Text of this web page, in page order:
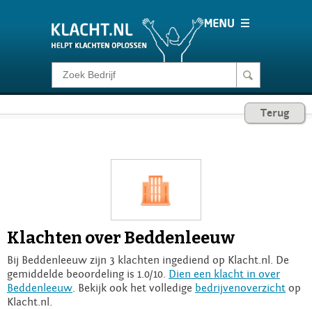
Klacht melden
Login
Terug
Klachten over Beddenleeuw
Bij Beddenleeuw zijn 3 klachten ingediend op Klacht.nl. De
gemiddelde beoordeling is 1.0/10. Dien een klacht in over
Beddenleeuw . Bekijk ook het volledige bedrijvenoverzicht op
Klacht.nl.